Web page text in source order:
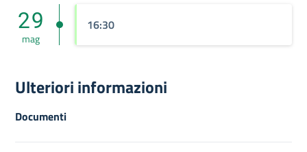
29
mag
16:30
Ulteriori informazioni
Documenti